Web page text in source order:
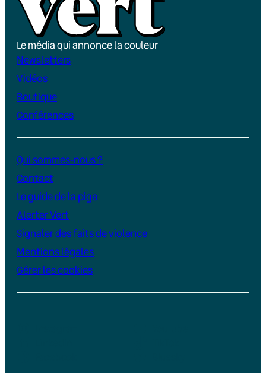
Le média qui annonce la couleur
Newsletters
Vidéos
Boutique
Conférences
Qui sommes-nous ?
Contact
Le guide de la pige
Alerter Vert
Signaler des faits de violence
Mentions légales
Gérer les cookies